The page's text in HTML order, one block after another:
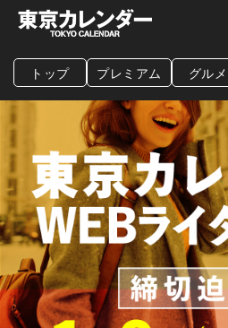
グルメ情報
トップ プレミアム グルメ